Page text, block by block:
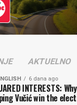
AKTUELNO
6 dana ago
INTERESTS:
Vučić win the